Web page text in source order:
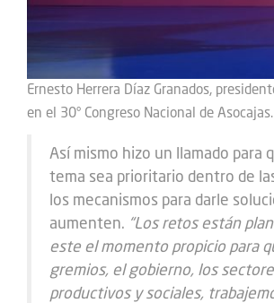
Ernesto Herrera Díaz Granados,
en el 30° Congreso Nacional de Asocajas.
Así mismo hizo un llamado para
tema sea prioritario dentro de
los mecanismos para darle
aumenten. “Los retos están
este el momento propicio para
gremios, el gobierno, los
productivos y sociales,